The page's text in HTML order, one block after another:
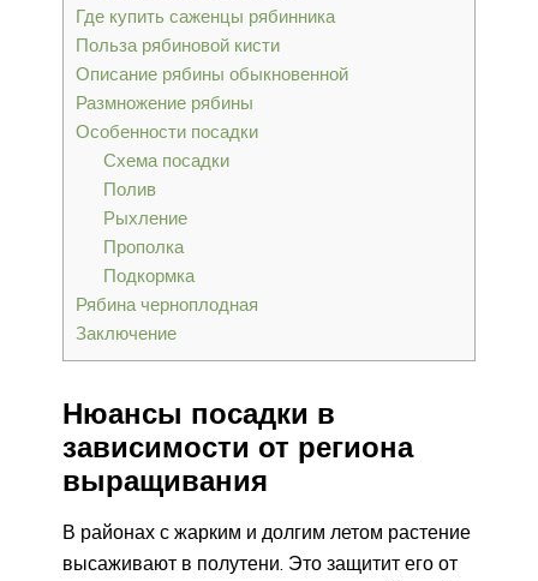
Где купить саженцы рябинника
Польза рябиновой кисти
Описание рябины обыкновенной
Размножение рябины
Особенности посадки
Схема посадки
Полив
Рыхление
Прополка
Подкормка
Рябина черноплодная
Заключение
Нюансы посадки в
зависимости от региона
выращивания
В районах с жарким и долгим летом растение
высаживают в полутени. Это защитит его от